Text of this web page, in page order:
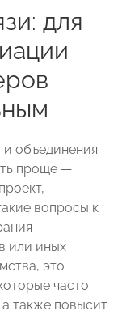
для
объединения
проще —
вопросы к
или иных
это
часто
также повысит